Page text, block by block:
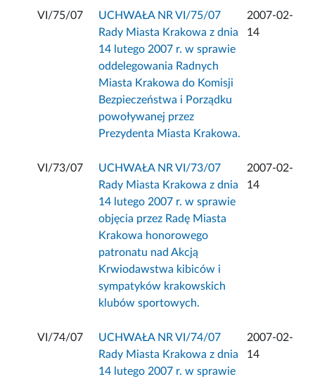
VI/75/07
UCHWAŁA NR VI/75/07
Rady Miasta Krakowa z dnia
14 lutego 2007 r. w sprawie
oddelegowania Radnych
Miasta Krakowa do Komisji
Bezpieczeństwa i Porządku
powoływanej przez
Prezydenta Miasta Krakowa.
2007-02-
14
VI/73/07
UCHWAŁA NR VI/73/07
Rady Miasta Krakowa z dnia
14 lutego 2007 r. w sprawie
objęcia przez Radę Miasta
Krakowa honorowego
patronatu nad Akcją
Krwiodawstwa kibiców i
sympatyków krakowskich
klubów sportowych.
2007-02-
14
VI/74/07
UCHWAŁA NR VI/74/07
Rady Miasta Krakowa z dnia
14 lutego 2007 r. w sprawie
2007-02-
14